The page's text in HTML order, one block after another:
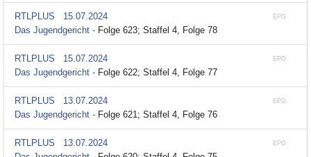
EPG
RTLPLUS
15.07.2024
Das Jugendgericht - Folge 623; Staffel 4, Folge 78
EPG
RTLPLUS
15.07.2024
Das Jugendgericht - Folge 622; Staffel 4, Folge 77
EPG
RTLPLUS
13.07.2024
Das Jugendgericht - Folge 621; Staffel 4, Folge 76
EPG
RTLPLUS
13.07.2024